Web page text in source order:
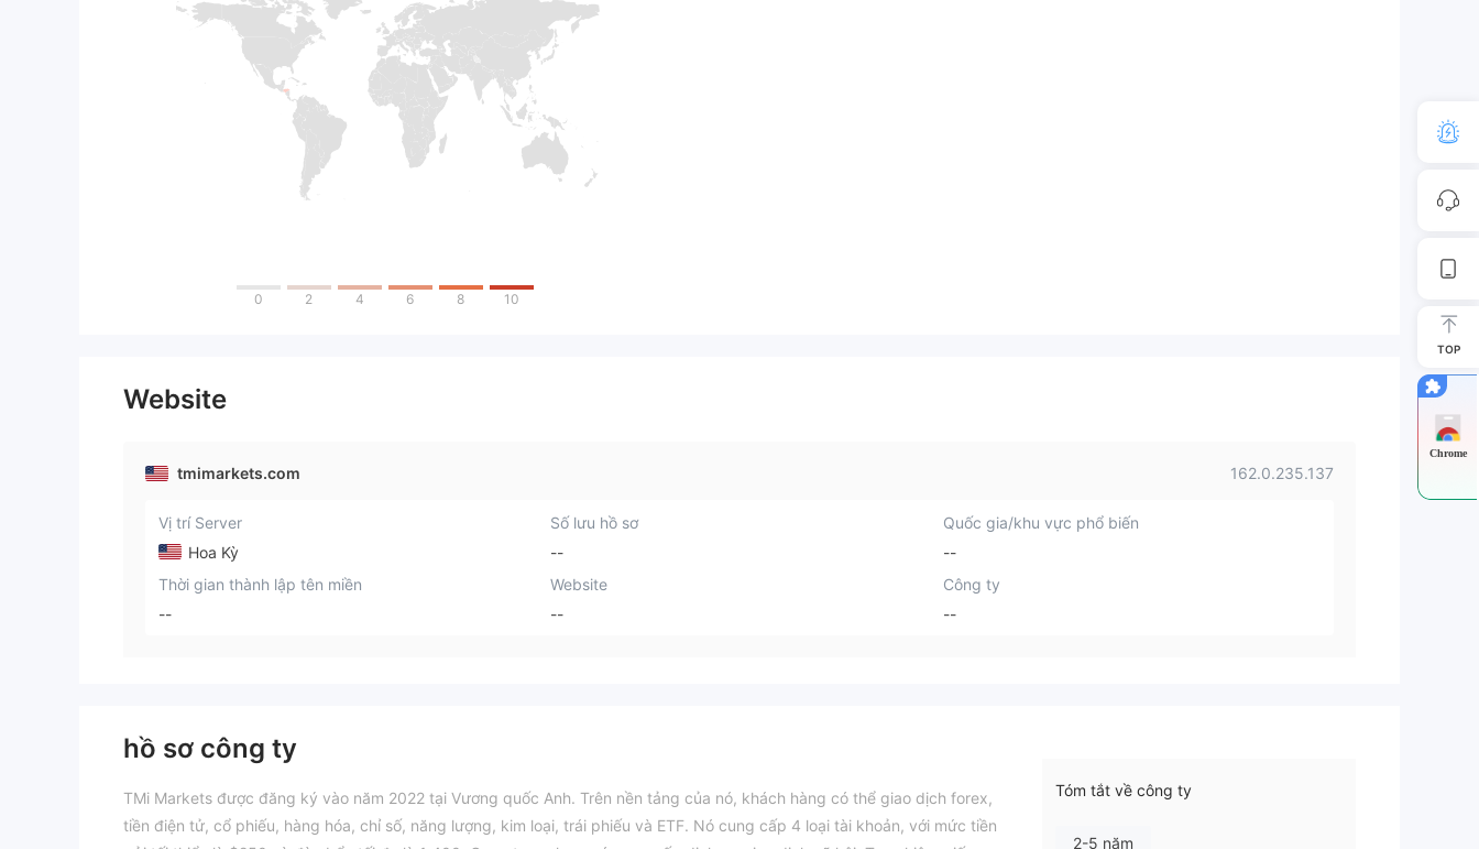
0 2 4 6 8 10
Website
tmimarkets.com 162.0.235.137
Vị trí Server
Hoa Kỳ
Số lưu hồ sơ
--
Quốc gia/khu vực phổ biến
--
Thời gian thành lập tên miền
--
Website
--
Công ty
--
hồ sơ công ty
TMi Markets được đăng ký vào năm 2022 tại Vương quốc Anh. Trên nền tảng của nó, khách hàng có thể giao dịch forex,
tiền điện tử, cổ phiếu, hàng hóa, chỉ số, năng lượng, kim loại, trái phiếu và ETF. Nó cung cấp 4 loại tài khoản, với mức tiền
Tóm tắt về công ty
2-5 năm
TOP
Chrome